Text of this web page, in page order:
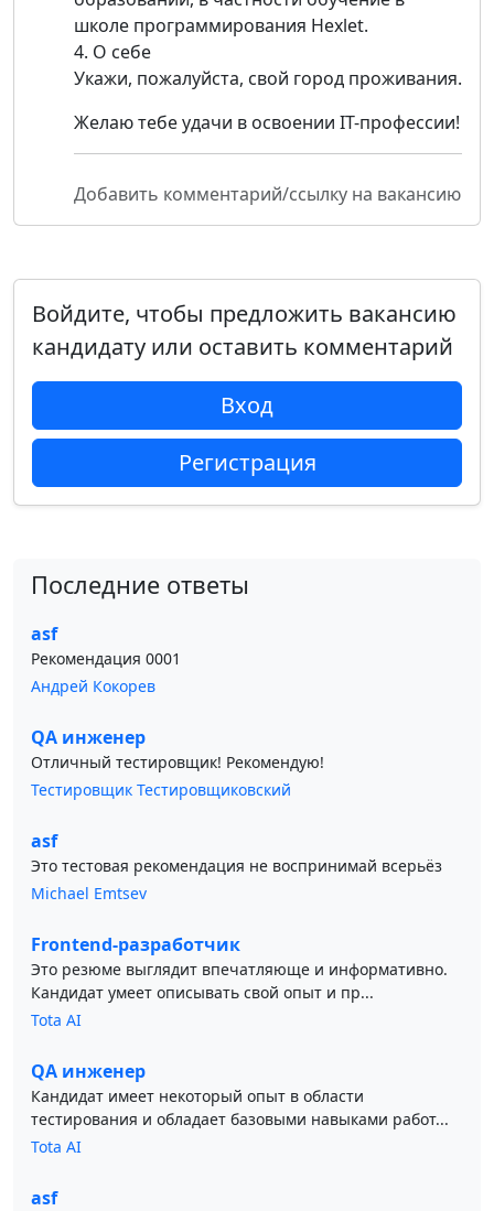
школе программирования Hexlet.
4. О себе
Укажи, пожалуйста, свой город проживания.
Желаю тебе удачи в освоении IT-профессии!
Добавить комментарий/ссылку на вакансию
Войдите, чтобы предложить вакансию
кандидату или оставить комментарий
Вход
Регистрация
Последние ответы
asf
Рекомендация 0001
Андрей Кокорев
QA инженер
Отличный тестировщик! Рекомендую!
Тестировщик Тестировщиковский
asf
Это тестовая рекомендация не воспринимай всерьёз
Michael Emtsev
Frontend-разработчик
Это резюме выглядит впечатляюще и информативно.
Кандидат умеет описывать свой опыт и пр...
Tota AI
QA инженер
Кандидат имеет некоторый опыт в области
тестирования и обладает базовыми навыками работ...
Tota AI
asf